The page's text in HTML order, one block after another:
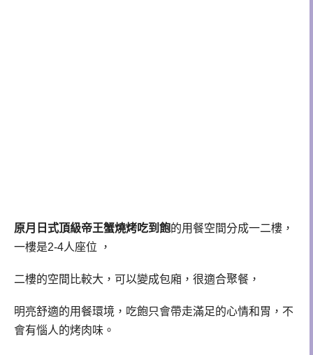
原月日式頂級帝王蟹燒烤吃到飽的用餐空間分成一二樓，
一樓是2-4人座位 ，
二樓的空間比較大，可以變成包廂，很適合聚餐，
明亮舒適的用餐環境，吃飽只會帶走滿足的心情和胃，不
會有惱人的烤肉味。